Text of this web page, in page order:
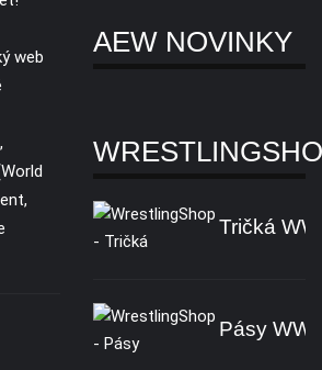
web
AEW NOVINKY
Tričká
Pásy